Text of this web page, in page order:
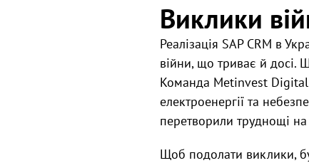
Виклики
Реалізація SAP CRM в
війни, що триває й досі.
Команда Metinvest Digital
електроенергії та
перетворили труднощі на
Щоб подолати виклики,